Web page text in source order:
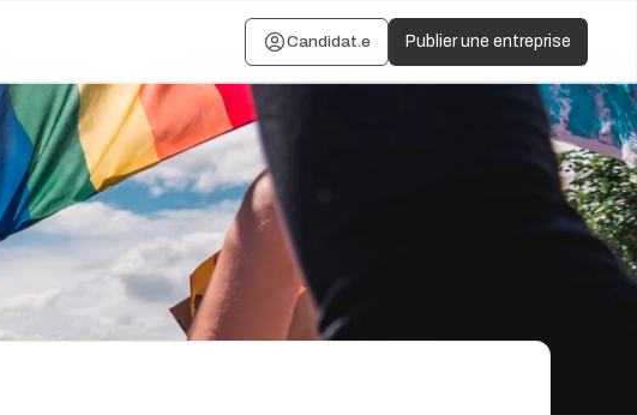
Candidat.e Publier une entreprise